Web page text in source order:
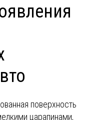
поверхность
царапинами,